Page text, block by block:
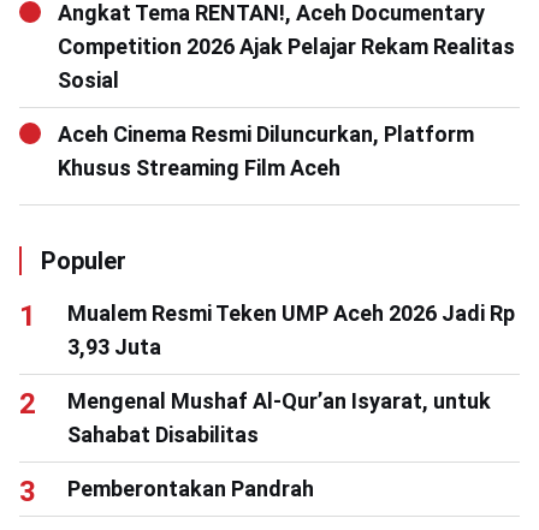
Angkat Tema RENTAN!, Aceh Documentary
Competition 2026 Ajak Pelajar Rekam Realitas
Sosial
Aceh Cinema Resmi Diluncurkan, Platform
Khusus Streaming Film Aceh
Populer
Mualem Resmi Teken UMP Aceh 2026 Jadi Rp
3,93 Juta
Mengenal Mushaf Al-Qur’an Isyarat, untuk
Sahabat Disabilitas
Pemberontakan Pandrah